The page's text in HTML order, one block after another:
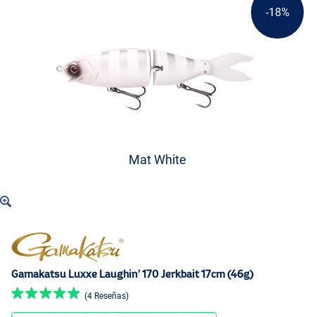
Mat White
-18%
Gamakatsu Luxxe Laughin’ 170 Jerkbait 17cm (46g)
(4 Reseñas)